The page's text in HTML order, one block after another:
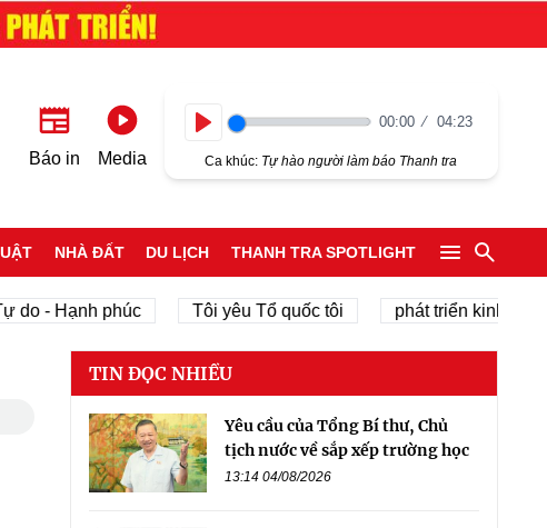
Báo in Media
00:00 04:23
Ca khúc: Tự hào người làm báo Thanh tra
NHÀ ĐẤT DU LỊCH THANH TRA SPOTLIGHT
phúc Tôi yêu Tổ quốc tôi phát triển kinh tế tư nhân
TIN ĐỌC NHIỀU
Yêu cầu của Tổng Bí thư, Chủ
tịch nước về sắp xếp trường học
13:14 04/08/2026